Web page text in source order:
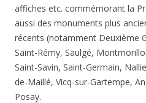
affiches etc. commémorant la
aussi des monuments plus
récents (notamment Deuxième
Saint-Rémy, Saulgé,
Saint-Savin, Saint-Germain,
de-Maillé, Vicq-sur-Gartempe,
Posay.